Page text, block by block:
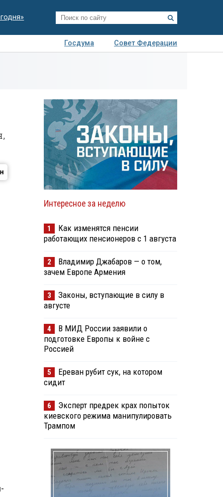
Госдума
Совет Федерации
Интересное за неделю
1
Как изменятся пенсии
работающих пенсионеров с 1 августа
2
Владимир Джабаров — о том,
зачем Европе Армения
3
Законы, вступающие в силу в
августе
4
В МИД России заявили о
подготовке Европы к войне с
Россией
5
Ереван рубит сук, на котором
сидит
6
Эксперт предрек крах попыток
киевского режима манипулировать
Трампом